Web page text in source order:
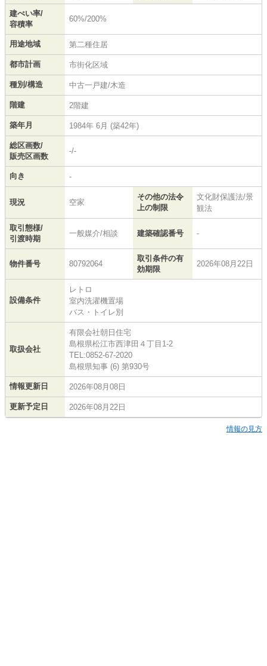
建ぺい率/
容積率
60%/200%
用途地域 第二種住居
都市計画 市街化区域
種別/構造 中古一戸建/木造
階建 2階建
築年月 1984年 6月 (築42年)
総区画数/
販売区画数
-/-
向き -
現況 空家
その他の法令
上の制限
文化財保護法/景
観法
取引態様/
引渡時期
一般媒介/相談 建築確認番号 -
物件番号 80792064
取引条件の有
効期限
2026年08月22日
設備条件
レトロ
室内洗濯機置場
バス・トイレ別
取扱会社
有限会社朝日住宅
島根県松江市西津田４丁目1-2
TEL:0852-67-2020
島根県知事 (6) 第930号
情報更新日 2026年08月08日
更新予定日 2026年08月22日
情報の見方